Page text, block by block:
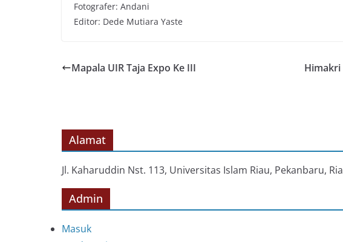
Fotografer: Andani
Editor: Dede Mutiara Yaste
Mapala UIR Taja Expo Ke III
Himakri
Alamat
Jl. Kaharuddin Nst. 113, Universitas Islam Riau, Pekanbaru,
Admin
Masuk